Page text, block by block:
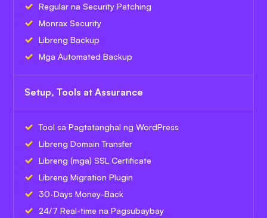
Regular na Security Patching
Monrax Security
Libreng Backup
Mga Automated Backup
Setup, Tools at Assurance
Tool sa Pagtatanghal ng WordPress
Libreng Domain Transfer
Libreng (mga) SSL Certificate
Libreng Migration Plugin
30-Days Money-Back
24/7 Real-time na Pagsubaybay